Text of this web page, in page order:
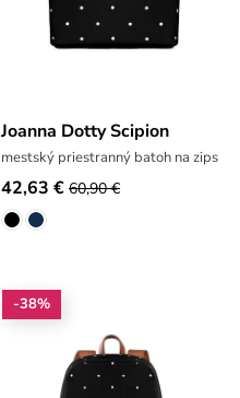
Joanna Dotty Scipion
mestský priestranný batoh na zips
42,63 € 60,90 €
-38%